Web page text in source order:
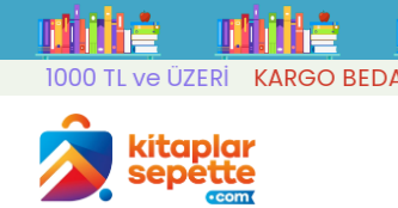
TL ve ÜZERİ
KARGO BEDAVA